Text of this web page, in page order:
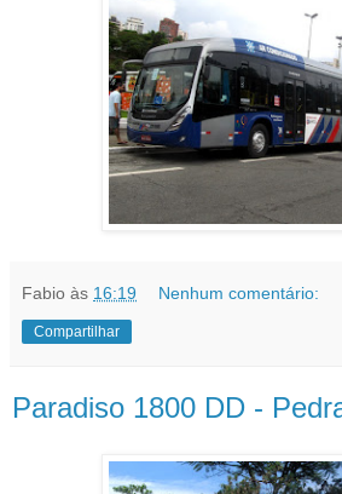
Fabio às 16:19 Nenhum comentário:
Compartilhar
Paradiso 1800 DD -